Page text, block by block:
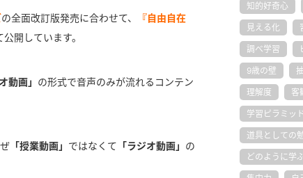
の全面改訂版発売に合わせて、
『自由自在
開しています。
動画」 の形式で音声のみが流れるコンテン
「授業動画」 ではなくて 「ラジオ動画」 の
知的好奇心
見える化
調べ学習
9歳の壁
理解度 客
学習ピラミッド
道具としての
どのように学